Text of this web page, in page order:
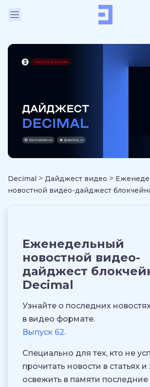
Decimal > Дайджест видео >
новостной видео-дайджест
Еженедельный
новостной видео-
дайджест
Decimal
Узнайте о последних
в видео формате.
Выпуск 62.
Специально для тех, кто не
прочитать новости в статьях и
освежить в памяти